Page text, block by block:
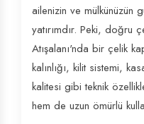
ailenizin ve mülkünüzün
yatırımdır. Peki, doğru
Atışalanı'nda bir çelik
kalınlığı, kilit sistemi,
kalitesi gibi teknik
hem de uzun ömürlü